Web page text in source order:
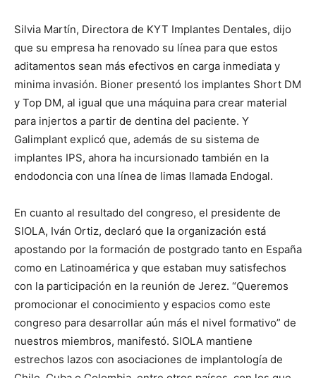
Silvia Martín, Directora de KYT Implantes Dentales, dijo
que su empresa ha renovado su línea para que estos
aditamentos sean más efectivos en carga inmediata y
minima invasión. Bioner presentó los implantes Short DM
y Top DM, al igual que una máquina para crear material
para injertos a partir de dentina del paciente. Y
Galimplant explicó que, además de su sistema de
implantes IPS, ahora ha incursionado también en la
endodoncia con una línea de limas llamada Endogal.
En cuanto al resultado del congreso, el presidente de
SIOLA, Iván Ortiz, declaró que la organización está
apostando por la formación de postgrado tanto en España
como en Latinoamérica y que estaban muy satisfechos
con la participación en la reunión de Jerez. “Queremos
promocionar el conocimiento y espacios como este
congreso para desarrollar aún más el nivel formativo” de
nuestros miembros, manifestó. SIOLA mantiene
estrechos lazos con asociaciones de implantología de